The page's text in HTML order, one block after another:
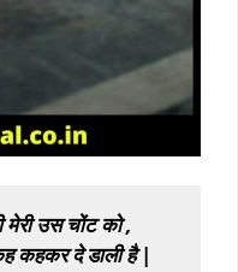
मेरी उस चोंट को ,
कहकर दे डाली है |